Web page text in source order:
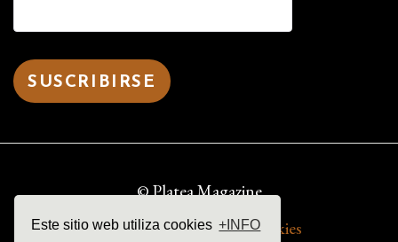
Este sitio web utiliza cookies +INFO
© Platea Magazine
aviso legal | política de cookies